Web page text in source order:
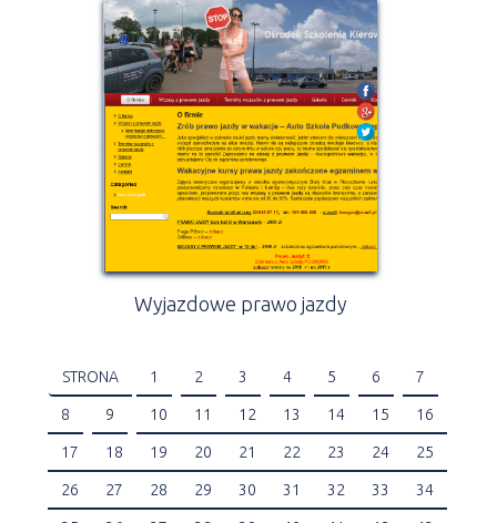
Wyjazdowe prawo jazdy
STRONA 1 2 3 4 5 6 7
8 9 10 11 12 13 14 15 16
17 18 19 20 21 22 23 24 25
26 27 28 29 30 31 32 33 34